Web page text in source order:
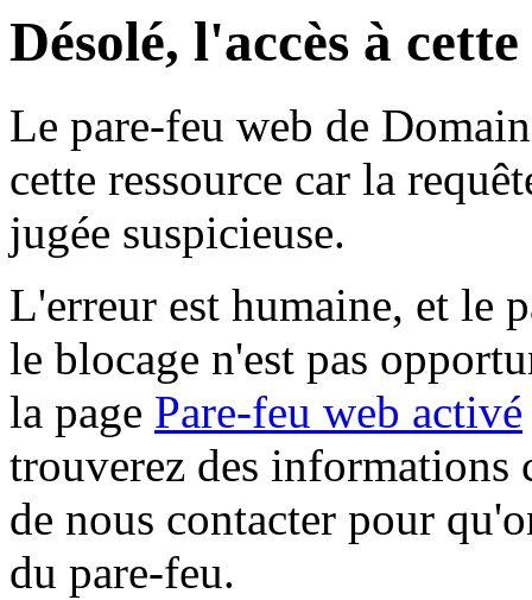
Désolé, l'accès à
Le pare-feu web de
cette ressource car la
jugée suspicieuse.
L'erreur est humaine, et le
le blocage n'est pas
la page Pare-feu web activé
trouverez des informations
de nous contacter pour
du pare-feu.